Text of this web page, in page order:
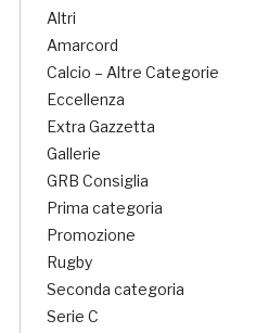
Altri
Amarcord
Calcio – Altre Categorie
Eccellenza
Extra Gazzetta
Gallerie
GRB Consiglia
Prima categoria
Promozione
Rugby
Seconda categoria
Serie C